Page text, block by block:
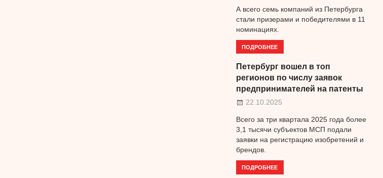
А всего семь компаний из Петербурга
стали призерами и победителями в 11
номинациях.
ПОДРОБНЕЕ
Петербург вошел в топ
регионов по числу заявок
предпринимателей на патенты
22.10.2025
Всего за три квартала 2025 года более
3,1 тысячи субъектов МСП подали
заявки на регистрацию изобретений и
брендов.
ПОДРОБНЕЕ